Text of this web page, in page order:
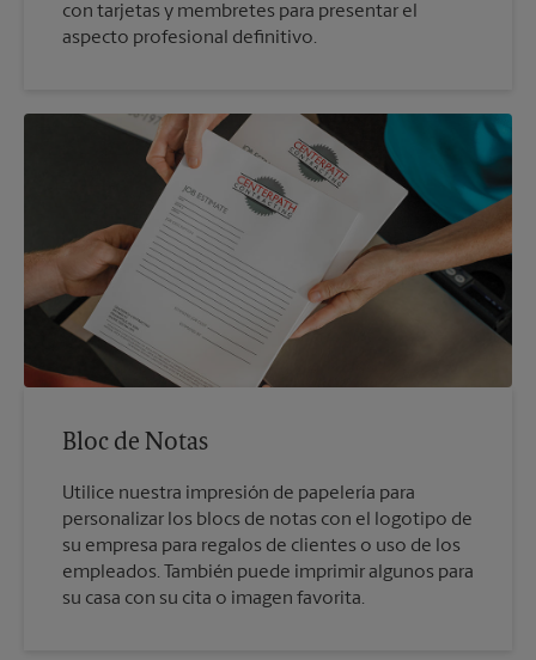
con tarjetas y membretes para presentar el
aspecto profesional definitivo.
Bloc de Notas
Utilice nuestra impresión de papelería para
personalizar los blocs de notas con el logotipo de
su empresa para regalos de clientes o uso de los
empleados. También puede imprimir algunos para
su casa con su cita o imagen favorita.